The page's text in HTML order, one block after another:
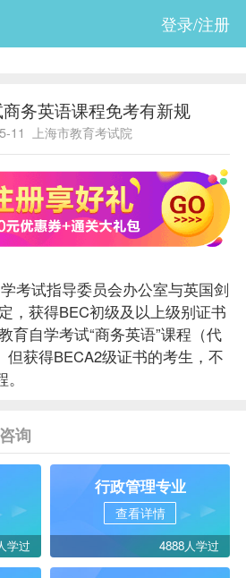
登录/注册
商务英语课程免考有新规
11 上海市教育考试院
考试指导委员会办公室与英国剑
，获得BEC初级及以上级别证书
育自学考试“商务英语”课程 （代
但获得BECA2级证书的考生，不
询
学过
行政管理专业
查看详情
4888人学过